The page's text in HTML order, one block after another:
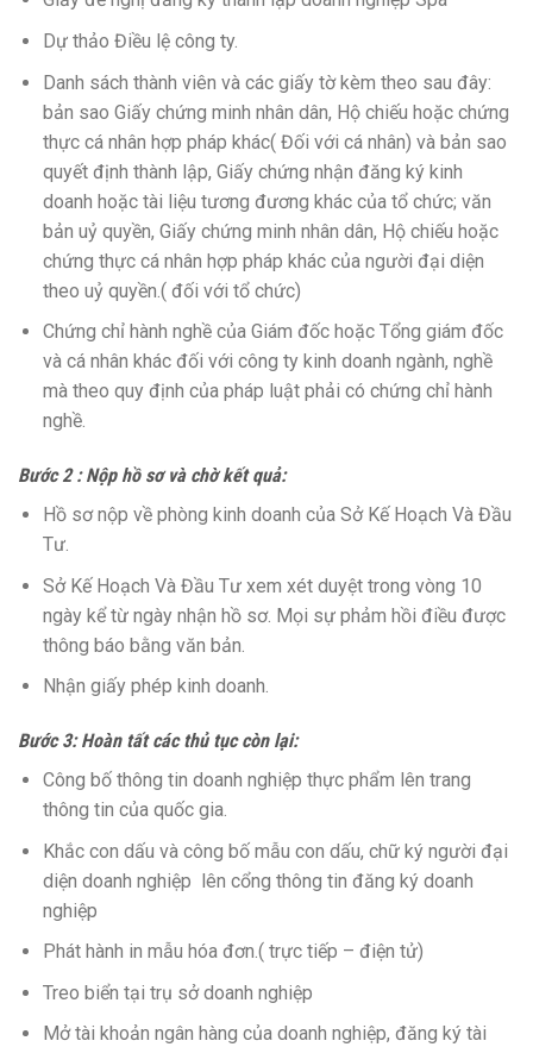
Dự thảo Điều lệ công ty.
Danh sách thành viên và các giấy tờ kèm theo sau đây:
bản sao Giấy chứng minh nhân dân, Hộ chiếu hoặc chứng
thực cá nhân hợp pháp khác( Đối với cá nhân) và bản sao
quyết định thành lập, Giấy chứng nhận đăng ký kinh
doanh hoặc tài liệu tương đương khác của tổ chức; văn
bản uỷ quyền, Giấy chứng minh nhân dân, Hộ chiếu hoặc
chứng thực cá nhân hợp pháp khác của người đại diện
theo uỷ quyền.( đối với tổ chức)
Chứng chỉ hành nghề của Giám đốc hoặc Tổng giám đốc
và cá nhân khác đối với công ty kinh doanh ngành, nghề
mà theo quy định của pháp luật phải có chứng chỉ hành
nghề.
Bước 2 : Nộp hồ sơ và chờ kết quả:
Hồ sơ nộp về phòng kinh doanh của Sở Kế Hoạch Và Đầu
Tư.
Sở Kế Hoạch Và Đầu Tư xem xét duyệt trong vòng 10
ngày kể từ ngày nhận hồ sơ. Mọi sự phảm hồi điều được
thông báo bằng văn bản.
Nhận giấy phép kinh doanh.
Bước 3: Hoàn tất các thủ tục còn lại:
Công bố thông tin doanh nghiệp thực phẩm lên trang
thông tin của quốc gia.
Khắc con dấu và công bố mẫu con dấu, chữ ký người đại
diện doanh nghiệp lên cổng thông tin đăng ký doanh
nghiệp
Phát hành in mẫu hóa đơn.( trực tiếp – điện tử)
Treo biển tại trụ sở doanh nghiệp
Mở tài khoản ngân hàng của doanh nghiệp, đăng ký tài